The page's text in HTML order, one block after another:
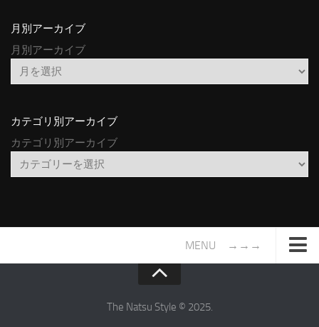
月別アーカイブ
月別アーカイブ
カテゴリ別アーカイブ
カテゴリ別アーカイブ
MENU →→→
The Natsu Style © 2025.